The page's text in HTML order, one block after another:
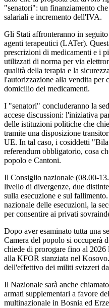
"senatori": un finanziamento
salariali e incremento dell'IVA.
Gli Stati affronteranno in
agenti terapeutici (LATer).
prescrizioni di medicamenti e i
utilizzati di norma per via
qualità della terapia e la
l'autorizzazione alla vendita per
domicilio dei medicamenti.
I "senatori" concluderanno la
accese discussioni: l'iniziativa
delle istituzioni politiche che
tramite una disposizione
UE. In tal caso, i cosiddetti
referendum obbligatorio, cosa
popolo e Cantoni.
Il Consiglio nazionale (08.00-
livello di divergenze, due
sulla esecuzione e sul
nazionale delle esecuzioni, la
per consentire ai privati
Dopo aver esaminato tutta una
Camera del popolo si occuperà
chiede di prorogare fino al
alla KFOR stanziata nel
dell'effettivo dei militi svizzeri
Il Nazionale sarà anche
armati supplementari a favore
multinazionale in Bosnia ed